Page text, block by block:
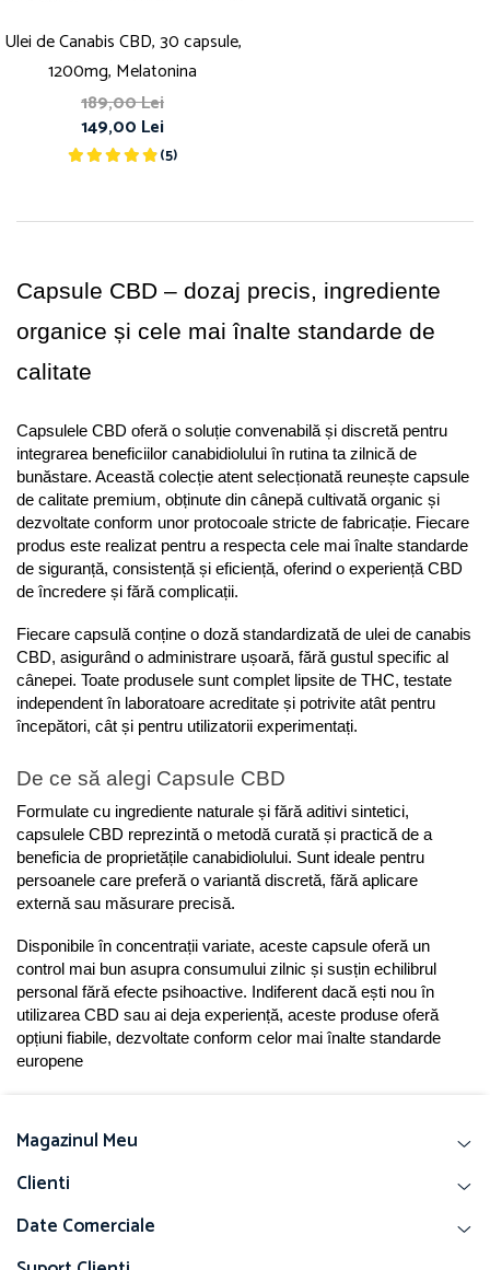
Ulei de Canabis CBD, 30 capsule,
1200mg, Melatonina
189,00 Lei
149,00 Lei
(5)
Capsule CBD – dozaj precis, ingrediente
organice și cele mai înalte standarde de
calitate
Capsulele CBD oferă o soluție convenabilă și discretă pentru
integrarea beneficiilor canabidiolului în rutina ta zilnică de
bunăstare. Această colecție atent selecționată reunește capsule
de calitate premium, obținute din cânepă cultivată organic și
dezvoltate conform unor protocoale stricte de fabricație. Fiecare
produs este realizat pentru a respecta cele mai înalte standarde
de siguranță, consistență și eficiență, oferind o experiență CBD
de încredere și fără complicații.
Fiecare capsulă conține o doză standardizată de ulei de canabis
CBD, asigurând o administrare ușoară, fără gustul specific al
cânepei. Toate produsele sunt complet lipsite de THC, testate
independent în laboratoare acreditate și potrivite atât pentru
începători, cât și pentru utilizatorii experimentați.
De ce să alegi Capsule CBD
Formulate cu ingrediente naturale și fără aditivi sintetici,
capsulele CBD reprezintă o metodă curată și practică de a
beneficia de proprietățile canabidiolului. Sunt ideale pentru
persoanele care preferă o variantă discretă, fără aplicare
externă sau măsurare precisă.
Disponibile în concentrații variate, aceste capsule oferă un
control mai bun asupra consumului zilnic și susțin echilibrul
personal fără efecte psihoactive. Indiferent dacă ești nou în
utilizarea CBD sau ai deja experiență, aceste produse oferă
opțiuni fiabile, dezvoltate conform celor mai înalte standarde
europene
Magazinul Meu
Clienti
Date Comerciale